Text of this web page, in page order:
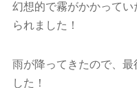
幻想的で霧がかかって
られました！
雨が降ってきたので、
した！